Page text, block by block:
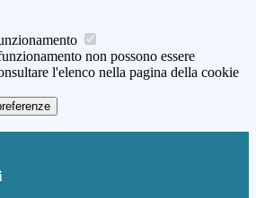
non possono essere
l'elenco nella pagina della cookie